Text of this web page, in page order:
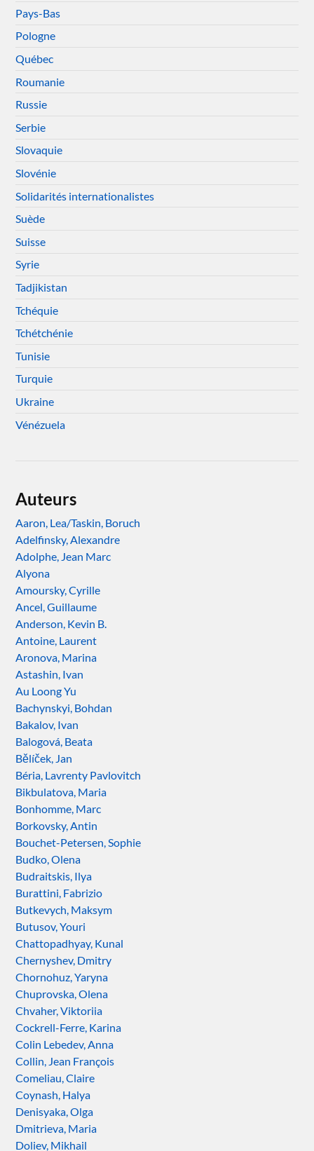
Pays-Bas
Pologne
Québec
Roumanie
Russie
Serbie
Slovaquie
Slovénie
Solidarités internationalistes
Suède
Suisse
Syrie
Tadjikistan
Tchéquie
Tchétchénie
Tunisie
Turquie
Ukraine
Vénézuela
Auteurs
Aaron, Lea/Taskin, Boruch
Adelfinsky, Alexandre
Adolphe, Jean Marc
Alyona
Amoursky, Cyrille
Ancel, Guillaume
Anderson, Kevin B.
Antoine, Laurent
Aronova, Marina
Astashin, Ivan
Au Loong Yu
Bachynskyi, Bohdan
Bakalov, Ivan
Balogová, Beata
Bělíček, Jan
Béria, Lavrenty Pavlovitch
Bikbulatova, Maria
Bonhomme, Marc
Borkovsky, Antin
Bouchet-Petersen, Sophie
Budko, Olena
Budraitskis, Ilya
Burattini, Fabrizio
Butkevych, Maksym
Butusov, Youri
Chattopadhyay, Kunal
Chernyshev, Dmitry
Chornohuz, Yaryna
Chuprovska, Olena
Chvaher, Viktoriia
Cockrell-Ferre, Karina
Colin Lebedev, Anna
Collin, Jean François
Comeliau, Claire
Coynash, Halya
Denisyaka, Olga
Dmitrieva, Maria
Doliev, Mikhail